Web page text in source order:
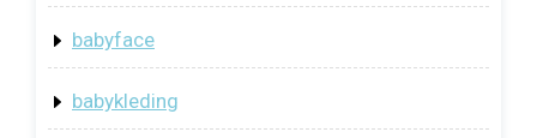
babyface
babykleding